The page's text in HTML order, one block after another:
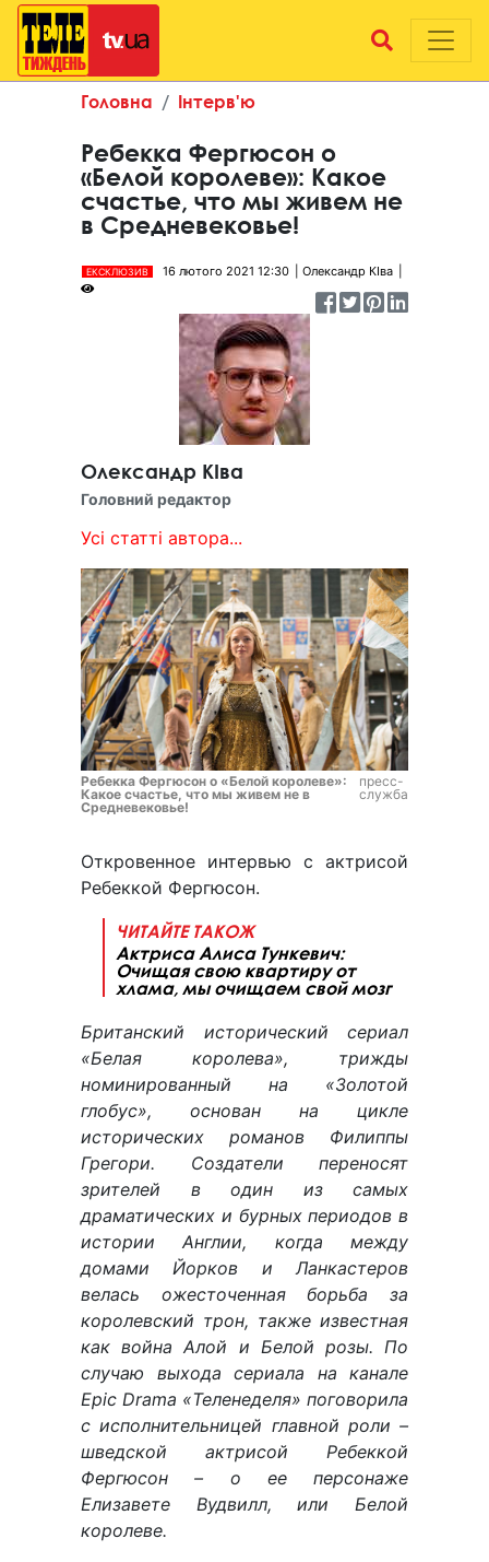
Головна Інтерв'ю
Ребекка Фергюсон о
«Белой королеве»: Какое
счастье, что мы живем не
в Средневековье!
ЕКСКЛЮЗИВ 16 лютого 2021 12:30 Олександр КІва
Олександр КІва
Головний редактор
Усі статті автора...
Ребекка Фергюсон о «Белой королеве»:
Какое счастье, что мы живем не в
Средневековье!
пресс-
служба
Откровенное интервью с актрисой
Ребеккой Фергюсон.
ЧИТАЙТЕ ТАКОЖ
Актриса Алиса Тункевич:
Очищая свою квартиру от
хлама, мы очищаем свой мозг
Британский исторический сериал
«Белая королева», трижды
номинированный на «Золотой
глобус», основан на цикле
исторических романов Филиппы
Грегори. Создатели переносят
зрителей в один из самых
драматических и бурных периодов в
истории Англии, когда между
домами Йорков и Ланкастеров
велась ожесточенная борьба за
королевский трон, также известная
как война Алой и Белой розы. По
случаю выхода сериала на канале
Epic Drama «Теленеделя» поговорила
с исполнительницей главной роли –
шведской актрисой Ребеккой
Фергюсон – о ее персонаже
Елизавете Вудвилл, или Белой
королеве.